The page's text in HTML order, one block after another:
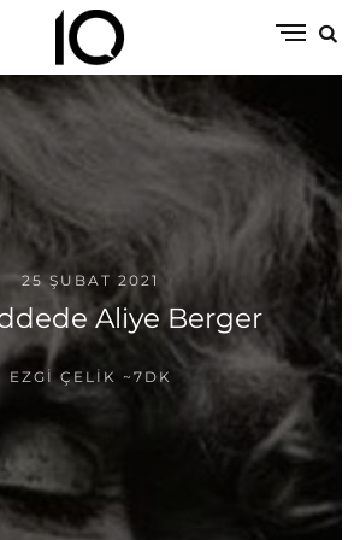
25 ŞUBAT 2021
Aliye Berger
EZGI ÇELIK ~7DK